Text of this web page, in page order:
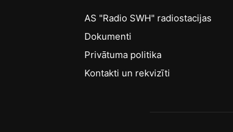
AS "Radio SWH" radiostacijas
Dokumenti
Privātuma politika
Kontakti un rekvizīti